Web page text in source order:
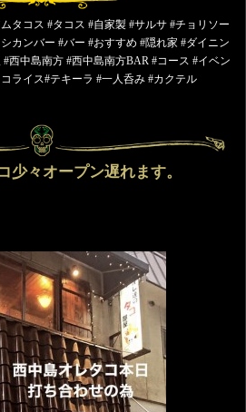
タコス #タコス #自家製 #サルサ #チョリソー
カンバー #バー #おすすめ #隠れ家 #ダイニン
西中島南方 #西中島南方BAR #コース #イベン
ライス#テキーラ #一人呑み #カクテル
少々オープン遅れます。